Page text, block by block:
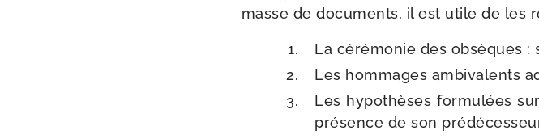
masse de docu­ments, il est utile de les
La céré­mo­nie des obsèques :
Les hom­mages ambi­va­lents
Les hypo­thèses for­mu­lées
pré­sence de son